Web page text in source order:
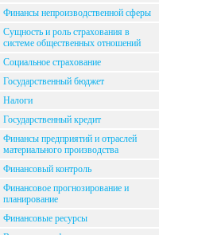
Финансы непроизводственной сферы
Сущность и роль страхования в
системе общественных отношений
Социальное страхование
Государственный бюджет
Налоги
Государственный кредит
Финансы предприятий и отраслей
материального производства
Финансовый контроль
Финансовое прогнозирование и
планирование
Финансовые ресурсы